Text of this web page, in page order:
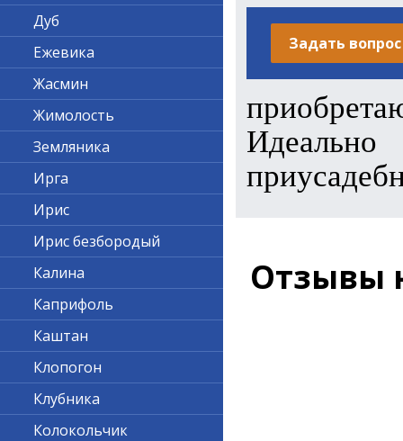
Задать вопрос
Отзывы
Дуб
Ежевика
Жасмин
Жимолость
Земляника
Ирга
Ирис
Ирис безбородый
Калина
Каприфоль
Каштан
Клопогон
Клубника
Колокольчик